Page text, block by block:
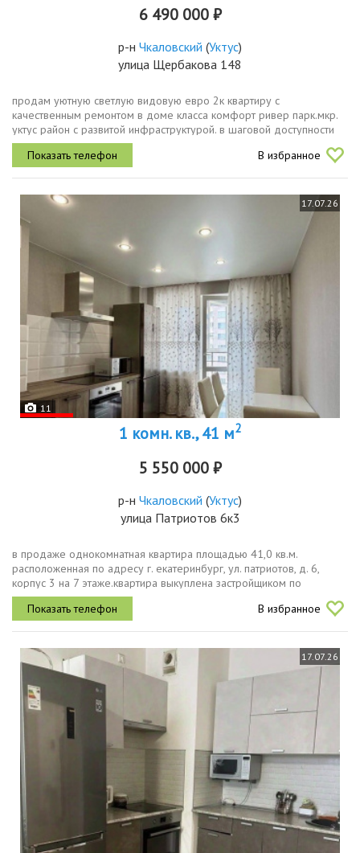
6 490 000 ₽
р-н Чкаловский (Уктус)
улица Щербакова 148
продам уютную светлую видовую евро 2к квартиру с
качественным ремонтом в доме класса комфорт ривер парк.мкр.
уктус район с развитой инфраструктурой. в шаговой доступности
здесь есть все необходимое для комфортной жизни спортивные
центры, бассейн,...
В избранное
17.07.26
11
1 комн. кв., 41 м2
5 550 000 ₽
р-н Чкаловский (Уктус)
улица Патриотов 6к3
в продаже однокомнатная квартира площадью 41,0 кв.м.
расположенная по адресу г. екатеринбург, ул. патриотов, д. 6,
корпус 3 на 7 этаже.квартира выкуплена застройщиком по
программе обмена и оформлена на юридическое лицо.
проверена юристами и имеет...
В избранное
17.07.26